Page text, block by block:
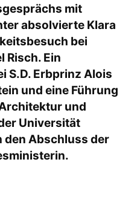
mit
absolvierte Klara
bei
Risch. Ein
S.D. Erbprinz Alois
und eine Führung
und
Universität
den Abschluss der